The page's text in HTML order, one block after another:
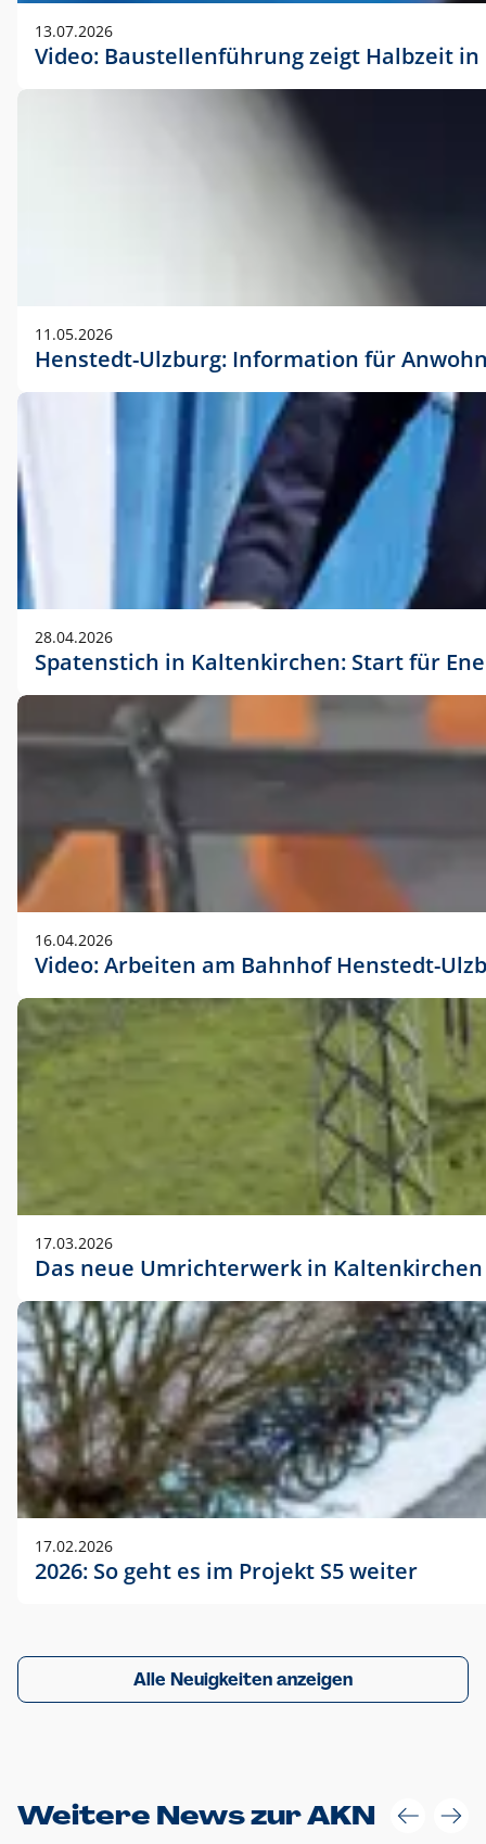
13.07.2026
Video: Baustellenführung zeigt Halbzeit
11.05.2026
Henstedt-Ulzburg: Information für
28.04.2026
Spatenstich in Kaltenkirchen: Start für
16.04.2026
Video: Arbeiten am Bahnhof Henstedt-
17.03.2026
Das neue Umrichterwerk in Kaltenkirchen
17.02.2026
2026: So geht es im Projekt S5 weiter
Alle Neuigkeiten anzeigen
Weitere News zur AKN